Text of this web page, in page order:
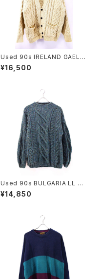
Used 90s IRELAND GAELT
ARRA Ivory Wool Fisher ma
n Aran Knit Cardigan Size
¥16,500
Used 90s BULGARIA LL Be
an Moss Green Mix Wool C
able Design Hand Knit Siz
¥14,850